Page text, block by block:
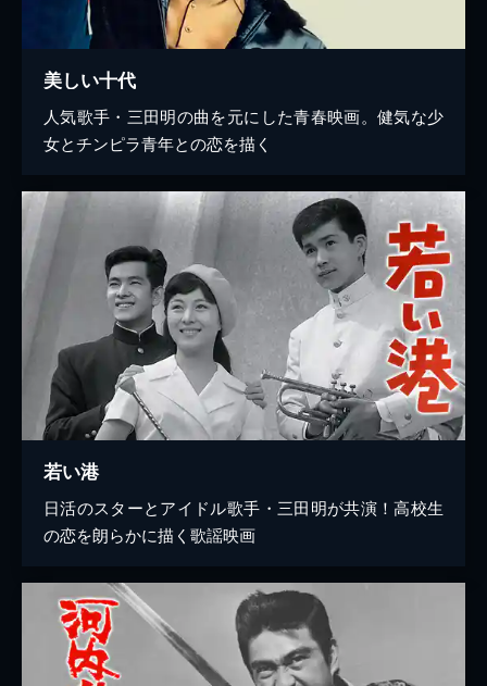
美しい十代
人気歌手・三田明の曲を元にした青春映画。健気な少
女とチンピラ青年との恋を描く
若い港
日活のスターとアイドル歌手・三田明が共演！高校生
の恋を朗らかに描く歌謡映画